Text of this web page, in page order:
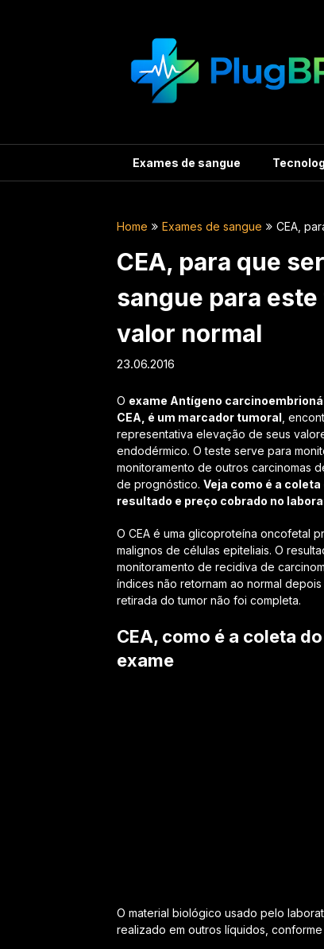
Exames de sangue
Home Exames de sangue CEA,
CEA, para que
sangue para
valor normal
23.06.2016
O exame Antígeno
CEA, é um marcador tumoral,
representativa elevação de seus
endodérmico. O teste serve para
monitoramento de outros carcinomas
de prognóstico. Veja como é a
resultado e preço cobrado no
O CEA é uma glicoproteína oncofetal
malignos de células epiteliais. O
monitoramento de recidiva de
índices não retornam ao normal
retirada do tumor não foi completa.
CEA, como é a coleta
exame
O material biológico usado pelo
realizado em outros líquidos,